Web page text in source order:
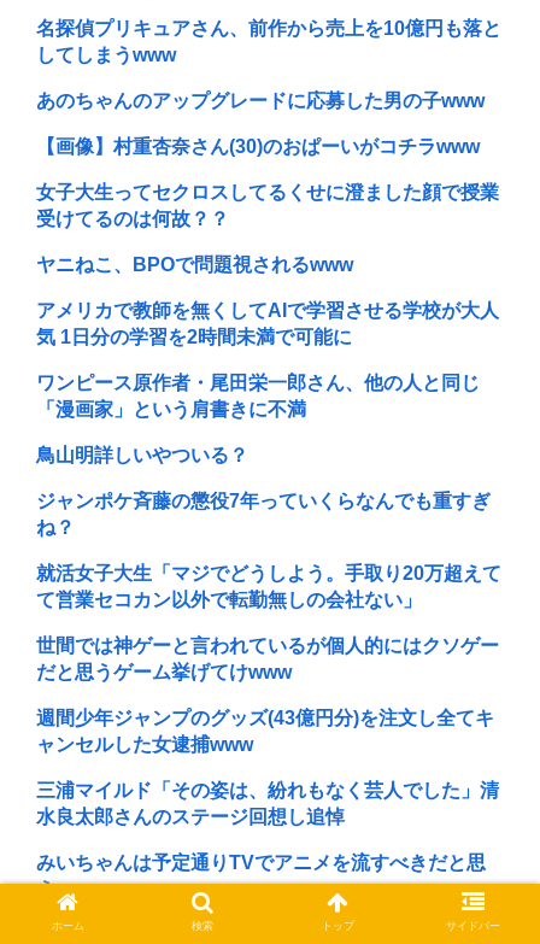
名探偵プリキュアさん、前作から売上を10億円も落と
してしまうwww
あのちゃんのアップグレードに応募した男の子www
【画像】村重杏奈さん(30)のおぱーいがコチラwww
女子大生ってセクロスしてるくせに澄ました顔で授業
受けてるのは何故？？
ヤニねこ、BPOで問題視されるwww
アメリカで教師を無くしてAIで学習させる学校が大人
気 1日分の学習を2時間未満で可能に
ワンピース原作者・尾田栄一郎さん、他の人と同じ
「漫画家」という肩書きに不満
鳥山明詳しいやついる？
ジャンポケ斉藤の懲役7年っていくらなんでも重すぎ
ね？
就活女子大生「マジでどうしよう。手取り20万超えて
て営業セコカン以外で転勤無しの会社ない」
世間では神ゲーと言われているが個人的にはクソゲー
だと思うゲーム挙げてけwww
週間少年ジャンプのグッズ(43億円分)を注文し全てキ
ャンセルした女逮捕www
三浦マイルド「その姿は、紛れもなく芸人でした」清
水良太郎さんのステージ回想し追悼
みいちゃんは予定通りTVでアニメを流すべきだと思
う
ワイの上司がカラオケでT-BOLANばっかり歌うんや
ホーム 検索 トップ サイドバー